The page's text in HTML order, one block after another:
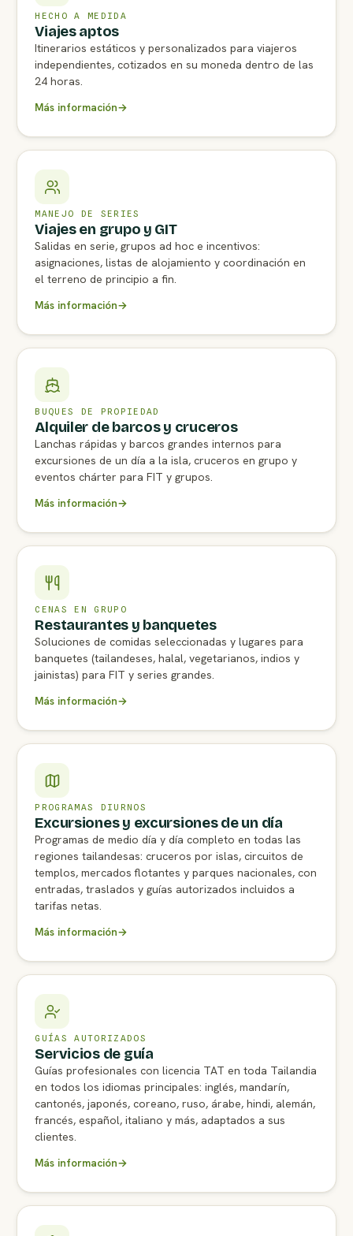
HECHO A MEDIDA
Viajes aptos
Itinerarios estáticos y personalizados para viajeros
independientes, cotizados en su moneda dentro de las
24 horas.
Más información→
MANEJO DE SERIES
Viajes en grupo y GIT
Salidas en serie, grupos ad hoc e incentivos:
asignaciones, listas de alojamiento y coordinación en
el terreno de principio a fin.
Más información→
BUQUES DE PROPIEDAD
Alquiler de barcos y cruceros
Lanchas rápidas y barcos grandes internos para
excursiones de un día a la isla, cruceros en grupo y
eventos chárter para FIT y grupos.
Más información→
CENAS EN GRUPO
Restaurantes y banquetes
Soluciones de comidas seleccionadas y lugares para
banquetes (tailandeses, halal, vegetarianos, indios y
jainistas) para FIT y series grandes.
Más información→
PROGRAMAS DIURNOS
Excursiones y excursiones de un día
Programas de medio día y día completo en todas las
regiones tailandesas: cruceros por islas, circuitos de
templos, mercados flotantes y parques nacionales, con
entradas, traslados y guías autorizados incluidos a
tarifas netas.
Más información→
GUÍAS AUTORIZADOS
Servicios de guía
Guías profesionales con licencia TAT en toda Tailandia
en todos los idiomas principales: inglés, mandarín,
cantonés, japonés, coreano, ruso, árabe, hindi, alemán,
francés, español, italiano y más, adaptados a sus
clientes.
Más información→